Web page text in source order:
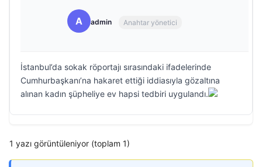
A admin Anahtar yönetici
İstanbul’da sokak röportajı sırasındaki ifadelerinde
Cumhurbaşkanı’na hakaret ettiği iddiasıyla gözaltına
alınan kadın şüpheliye ev hapsi tedbiri uygulandı.
1 yazı görüntüleniyor (toplam 1)